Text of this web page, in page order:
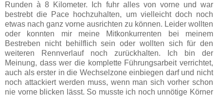
Runden à 8 Kilometer. Ich fuhr alles von vorne und war
bestrebt die Pace hochzuhalten, um vielleicht doch noch
etwas nach ganz vorne ausrichten zu können. Leider wollten
oder konnten mir meine Mitkonkurrenten bei meinem
Bestreben nicht behilflich sein oder wollten sich für den
weiteren Rennverlauf noch zurückhalten. Ich bin der
Meinung, dass wer die komplette Führungsarbeit verrichtet,
auch als erster in die Wechselzone einbiegen darf und nicht
noch attackiert werden muss, wenn man sich vorher schon
nie vorne blicken lässt. So musste ich noch unnötige Körner